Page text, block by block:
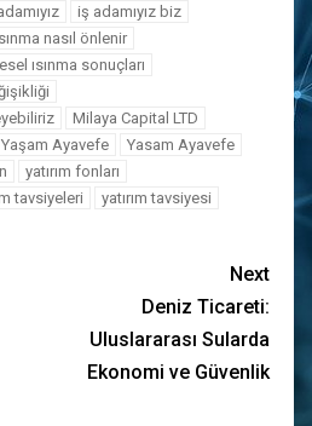
iş adamıyız biz
nasıl önlenir
ısınma sonuçları
Milaya Capital LTD
Yaşam Ayavefe
Yasam Ayavefe
yatırım fonları
tavsiyeleri
yatırım tavsiyesi
Next
Deniz Ticareti:
Uluslararası Sularda
Ekonomi ve Güvenlik